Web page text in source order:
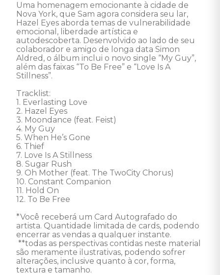
Uma homenagem emocionante à cidade de
Nova York, que Sam agora considera seu lar,
Hazel Eyes aborda temas de vulnerabilidade
emocional, liberdade artística e
autodescoberta. Desenvolvido ao lado de seu
colaborador e amigo de longa data Simon
Aldred, o álbum inclui o novo single “My Guy”,
além das faixas “To Be Free” e “Love Is A
Stillness”.
Tracklist:
1. Everlasting Love
2. Hazel Eyes
3. Moondance (feat. Feist)
4. My Guy
5. When He’s Gone
6. Thief
7. Love Is A Stillness
8. Sugar Rush
9. Oh Mother (feat. The TwoCity Chorus)
10. Constant Companion
11. Hold On
12. To Be Free
*Você receberá um Card Autografado do
artista. Quantidade limitada de cards, podendo
encerrar as vendas a qualquer instante.
são meramente ilustrativas, podendo sofrer
alterações, inclusive quanto à cor, forma,
textura e tamanho.